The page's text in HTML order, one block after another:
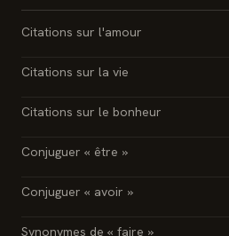
Citations sur l'amour
Citations sur la vie
Citations sur le bonheur
Conjuguer « être »
Conjuguer « avoir »
Synonymes de « faire »